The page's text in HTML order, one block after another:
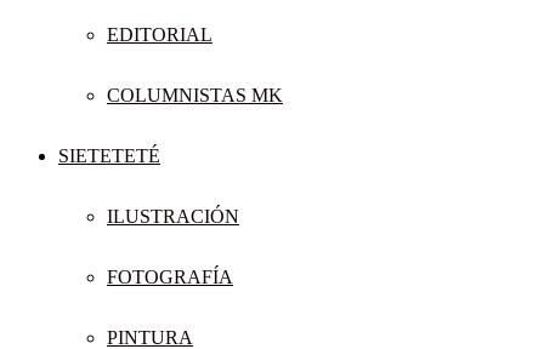
EDITORIAL
COLUMNISTAS MK
SIETETETÉ
ILUSTRACIÓN
FOTOGRAFÍA
PINTURA